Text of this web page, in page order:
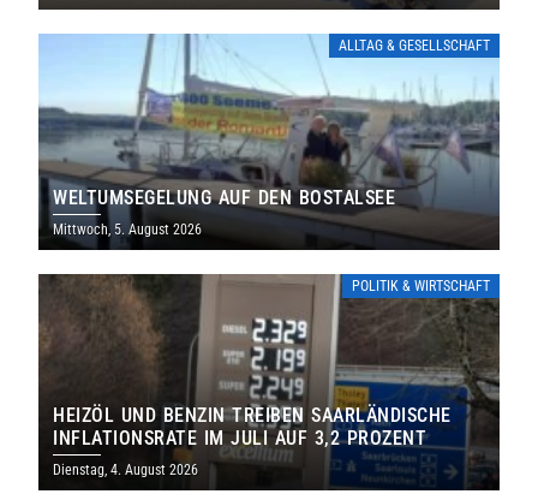
ALLTAG & GESELLSCHAFT
WELTUMSEGELUNG AUF DEN BOSTALSEE
Mittwoch, 5. August 2026
POLITIK & WIRTSCHAFT
HEIZÖL UND BENZIN TREIBEN SAARLÄNDISCHE
INFLATIONSRATE IM JULI AUF 3,2 PROZENT
Dienstag, 4. August 2026